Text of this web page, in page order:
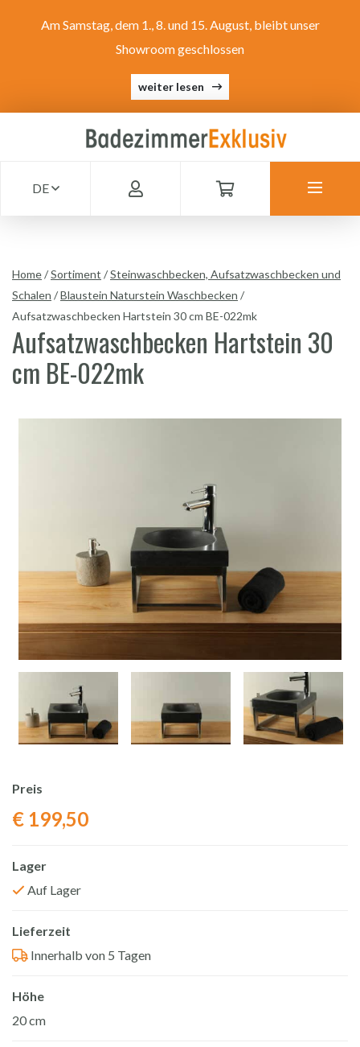
Am Samstag, dem 1., 8. und 15. August, bleibt unser
Showroom geschlossen
weiter lesen
DE
Home/Sortiment /Steinwaschbecken, Aufsatzwaschbecken und
Schalen /Blaustein Naturstein Waschbecken /
Aufsatzwaschbecken Hartstein 30 cm BE-022mk
Aufsatzwaschbecken Hartstein 30
cm BE-022mk
Preis
€ 199,50
Lager
Auf Lager
Lieferzeit
Innerhalb von 5 Tagen
Höhe
20 cm